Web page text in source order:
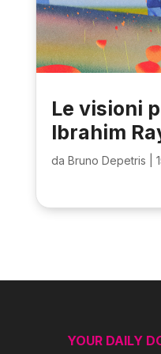
Le visioni
Ibrahim
da Bruno Depetris
YOUR DAILY